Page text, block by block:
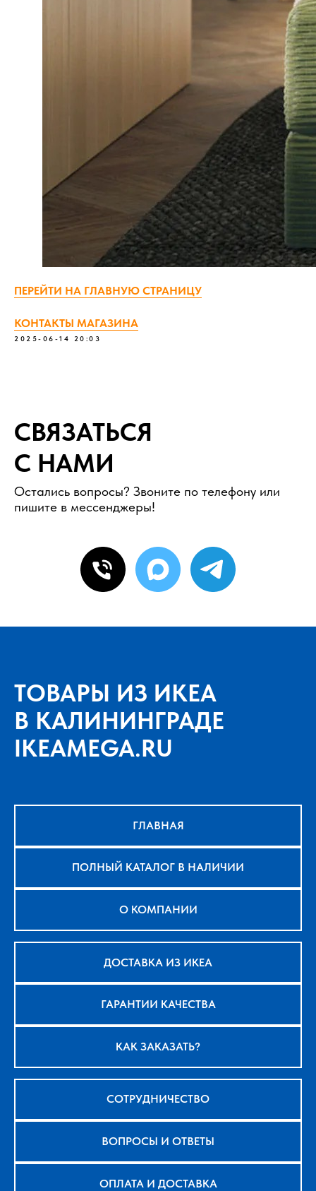
ПЕРЕЙТИ НА ГЛАВНУЮ СТРАНИЦУ
КОНТАКТЫ МАГАЗИНА
2025-06-14 20:03
СВЯЗАТЬСЯ
С НАМИ
Остались вопросы? Звоните по телефону или
пишите в мессенджеры!
ТОВАРЫ ИЗ ИКЕА
В КАЛИНИНГРАДЕ
IKEAMEGA.RU
ГЛАВНАЯ
ПОЛНЫЙ КАТАЛОГ В НАЛИЧИИ
О КОМПАНИИ
ДОСТАВКА ИЗ ИКЕА
ГАРАНТИИ КАЧЕСТВА
КАК ЗАКАЗАТЬ?
СОТРУДНИЧЕСТВО
ВОПРОСЫ И ОТВЕТЫ
ОПЛАТА И ДОСТАВКА